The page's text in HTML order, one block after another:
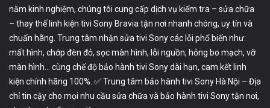
năm kinh nghiệm, chúng tôi cung cấp dịch vụ kiểm tra – sửa chữa
– thay thế linh kiện tivi Sony Bravia tận nơi nhanh chóng, uy tín và
chuẩn hãng. Trung tâm nhận sửa tivi Sony các lỗi phổ biến như:
mất hình, chớp đèn đỏ, sọc màn hình, lỗi nguồn, hỏng bo mạch, vỡ
màn hình… cùng chế độ bảo hành tivi Sony dài hạn, cam kết linh
kiện chính hãng 100%. ✅ Trung tâm bảo hành tivi Sony Hà Nội – Địa
chỉ tin cậy cho mọi nhu cầu sửa chữa và bảo hành tivi Sony tận nơi,